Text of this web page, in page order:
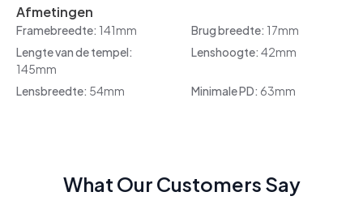
Afmetingen
Framebreedte: 141mm Brug breedte: 17mm
Lengte van de tempel:
145mm
Lenshoogte: 42mm
Lensbreedte: 54mm Minimale PD: 63mm
What Our Customers Say